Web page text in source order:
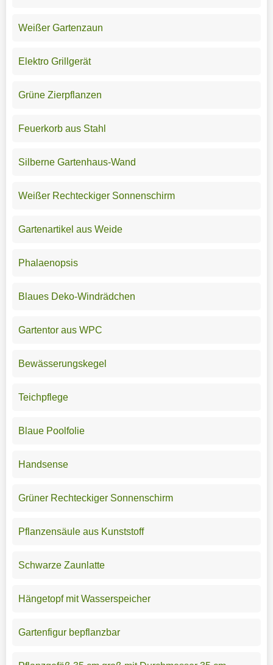
Weißer Gartenzaun
Elektro Grillgerät
Grüne Zierpflanzen
Feuerkorb aus Stahl
Silberne Gartenhaus-Wand
Weißer Rechteckiger Sonnenschirm
Gartenartikel aus Weide
Phalaenopsis
Blaues Deko-Windrädchen
Gartentor aus WPC
Bewässerungskegel
Teichpflege
Blaue Poolfolie
Handsense
Grüner Rechteckiger Sonnenschirm
Pflanzensäule aus Kunststoff
Schwarze Zaunlatte
Hängetopf mit Wasserspeicher
Gartenfigur bepflanzbar